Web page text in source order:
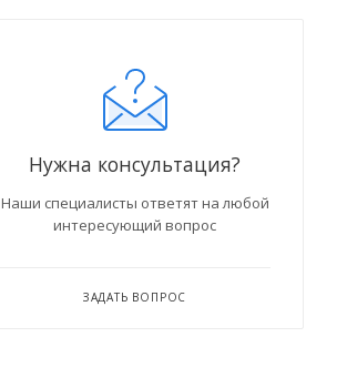
Нужна консультация?
Наши специалисты ответят на любой
интересующий вопрос
ЗАДАТЬ ВОПРОС